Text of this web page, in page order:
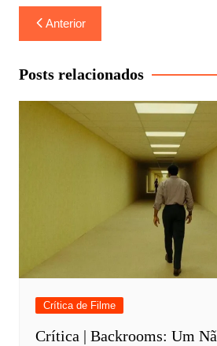
Navegação
de
Post
Anterior
Posts relacionados
Crítica de Filme
Crítica | Backrooms: Um